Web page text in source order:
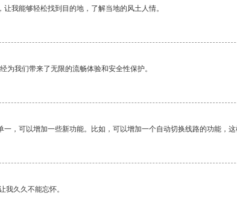
我能够轻松找到目的地，了解当地的风土人情。
为我们带来了无限的流畅体验和安全性保护。
一，可以增加一些新功能。比如，可以增加一个自动切换线路的功能，
我久久不能忘怀。